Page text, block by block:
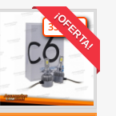
¡OFERTA!
35,00 €